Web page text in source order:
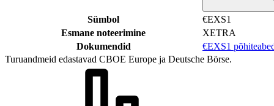
Sümbol
€EXS1
Esmane noteerimine
XETRA
Dokumendid
€EXS1
Turuandmeid edastavad CBOE Europe ja Deutsche Börse.